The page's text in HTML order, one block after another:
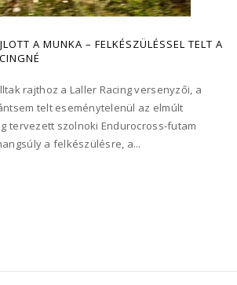
A MUNKA – FELKÉSZÜLÉSSEL TELT A
rajthoz a Laller Racing versenyzői, a
telt eseménytelenül az elmúlt
tervezett szolnoki Endurocross-futam
a felkészülésre, a...